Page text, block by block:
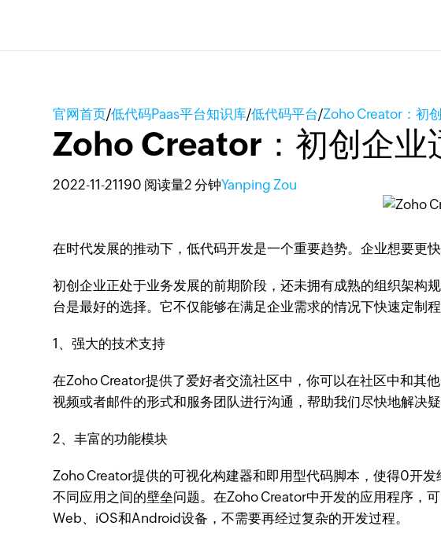
官网首页/低代码Paas平台知识库/低代码平台/Zoho Creator：初
Zoho Creator：初创企业
2022-11-21190 阅读量2 分钟Yanping Zou
在时代发展的推动下，低代码开发是一个重要趋势。企业想要更
初创企业正处于业务发展的前期阶段，还未拥有成熟的组织架构
台是最好的选择。它不仅能够在满足企业需求的情况下快速定制
1、强大的技术支持
在Zoho Creator提供了爱好者交流社区中，你可以在社区中和其
视频或者邮件的形式和服务团队进行沟通，帮助我们尽快地解决疑
2、丰富的功能模块
Zoho Creator提供的可视化构建器和即用型代码脚本，使得0开
不同应用之间的壁垒问题。在Zoho Creator中开发的应用程序，
Web、iOS和Android设备，不需要再经过复杂的开发过程。